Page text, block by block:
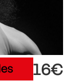
16€